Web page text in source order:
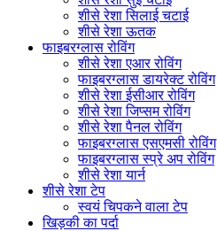
शीसे रेशा सिलाई चटाई
शीसे रेशा ऊतक
फाइबरग्लास रोविंग
शीसे रेशा एआर रोविंग
फाइबरग्लास डायरेक्ट रोविंग
शीसे रेशा ईसीआर रोविंग
शीसे रेशा जिप्सम रोविंग
शीसे रेशा पैनल रोविंग
फाइबरग्लास एसएमसी रोविंग
फाइबरग्लास स्प्रे अप रोविंग
शीसे रेशा यार्न
शीसे रेशा टेप
स्वयं चिपकने वाला टेप
खिड़की का पर्दा